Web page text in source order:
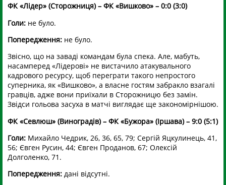
ФК «Лідер» (Сторожниця) – ФК «Вишково» – 0:0 (3:0)
Голи: не було.
Попередження: не було.
Звісно, що на заваді командам була спека. Але, мабуть,
насамперед «Лідерові» не вистачило атакувального
кадрового ресурсу, щоб переграти такого непростого
суперника, як «Вишково», а власне гостям забракло взагалі
гравців, адже вони приїхали в Сторожницю без замін.
Звідси гольова засуха в матчі виглядає ще закономірнішою.
ФК «Севлюш» (Виноградів) – ФК «Бужора» (Іршава) – 9:0 (5:1)
Голи: Михайло Чедрик, 26, 36, 65, 79; Сергій Яцкулинець, 41,
56; Євген Русин, 44; Євген Проданов, 67; Олексій
Долголенко, 71.
Попередження: дані відсутні.